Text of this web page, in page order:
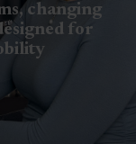
changing
for